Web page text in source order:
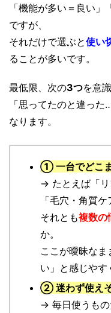
「機能が多い＝良い
ですが、
それだけで選ぶと使い
ることが多いです。
最低限、次の3つを意
「思ってたのと違っ
なります。
① 一台でどこ
→ たとえば「リ
「毛穴・角質
それとも複数の
か。
ここが曖昧な
い」と感じやす
② 迷わず使え
→ 毎日使うもの